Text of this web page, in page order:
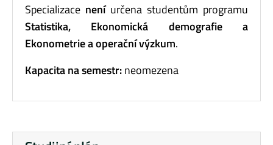
Specializace není určena studentům programu
Statistika, Ekonomická demografie a
Ekonometrie a operační výzkum.
Kapacita na semestr:neomezena